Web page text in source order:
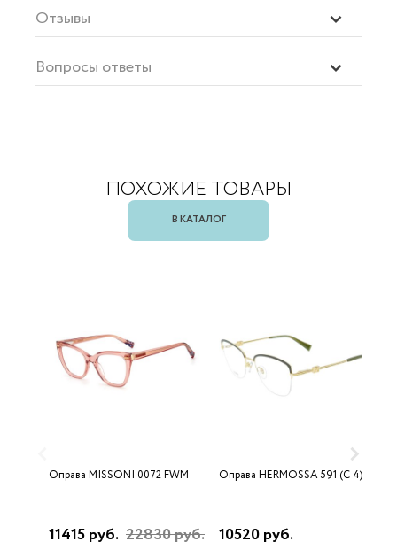
Отзывы
Вопросы ответы
ПОХОЖИЕ ТОВАРЫ
В КАТАЛОГ
Оправа MISSONI 0072 FWM
11415 руб. 22830 руб.
Оправа HERMOSSA 591 (C 4)
10520 руб.